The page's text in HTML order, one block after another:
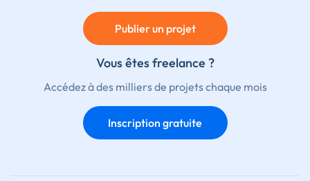
Publier un projet
Vous êtes freelance ?
Accédez à des milliers de projets chaque mois
Inscription gratuite